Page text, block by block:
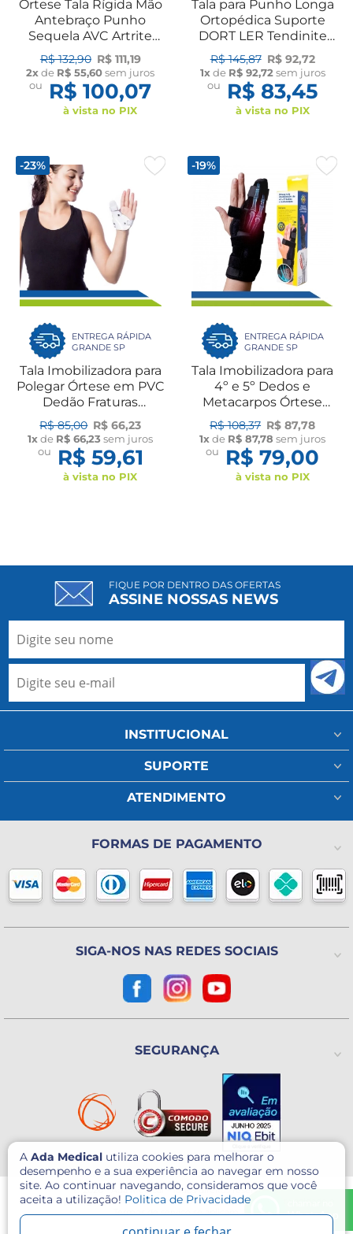
Órtese Tala Rígida Mão
Antebraço Punho
Sequela AVC Artrite
Artrose UN Dilepé
R$ 132,90 R$ 111,19
2xde R$ 55,60sem juros
ou
R$ 100,07
à vista no PIX
Tala para Punho Longa
Ortopédica Suporte
DORT LER Tendinite
Túnel do Carpo e Pós-
Fraturas UN Dilepé
R$ 145,87 R$ 92,72
1xde R$ 92,72sem juros
ou
R$ 83,45
à vista no PIX
-23%
ENTREGA RÁPIDA
GRANDE SP
Tala Imobilizadora para
Polegar Órtese em PVC
Dedão Fraturas
Entorses Dores UN
Dilepé
R$ 85,00 R$ 66,23
1xde R$ 66,23 sem juros
ou
R$ 59,61
à vista no PIX
-19%
ENTREGA RÁPIDA
GRANDE SP
Tala Imobilizadora para
4º e 5º Dedos e
Metacarpos Órtese
Bilateral Fraturas,
Luxações e Pós-
Cirúrgico Ortho
Pauher
R$ 108,37 R$ 87,78
1xde R$ 87,78 sem juros
ou
R$ 79,00
à vista no PIX
WhatsApp
A Ada Medical utiliza cookies para melhorar o
desempenho e a sua experiência ao navegar em nosso
site. Ao continuar navegando, consideramos que você
aceita a utilização! Politica de Privacidade
FIQUE POR DENTRO DAS OFERTAS
ASSINE NOSSAS NEWS
INSTITUCIONAL
Minha Conta
Fale Conosco
Meus Pedidos
Lista de Desejos
Blog
SUPORTE
Assistência Técnica
Política de Privacidade
Política de Trocas ou Devoluções
ATENDIMENTO
(11) 93802-1111
(11) 2325-4371
Horário de atendimento
De 2ª a 6ª feira das 8h às 18h
(Exceto Feriados)
Utinga - Santo André / SP
CEP: 09220-611
Como chegar?
CNPJ: 07.003.260/0001-60
FORMAS DE PAGAMENTO
SIGA-NOS NAS REDES SOCIAIS
SEGURANÇA
© 2026 - Ada Medical - Todos direitos reservados.
Este site é protegido por reCAPTCHA e o GooglePolítica de Privacidade
Termos de serviçose aplicam.